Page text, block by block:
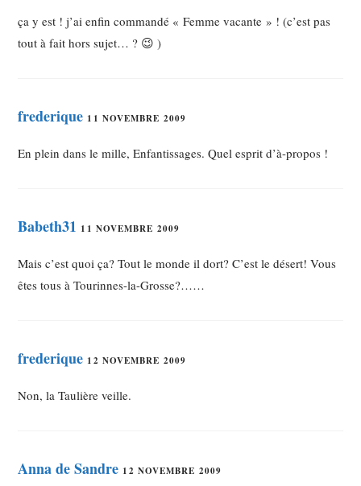
ça y est ! j’ai enfin commandé « Femme vacante » ! (c’est pas
tout à fait hors sujet… ? 😉 )
frederique 11 NOVEMBRE 2009
En plein dans le mille, Enfantissages. Quel esprit d’à-propos !
Babeth31 11 NOVEMBRE 2009
Mais c’est quoi ça? Tout le monde il dort? C’est le désert! Vous
êtes tous à Tourinnes-la-Grosse?……
frederique 12 NOVEMBRE 2009
Non, la Taulière veille.
Anna de Sandre 12 NOVEMBRE 2009